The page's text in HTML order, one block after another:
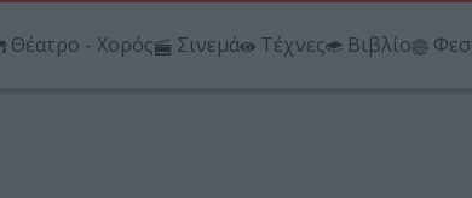
Θέατρο - Χορός Σινεμά Τέχνες Βιβλίο